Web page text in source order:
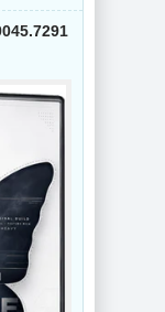
RePack
NEW